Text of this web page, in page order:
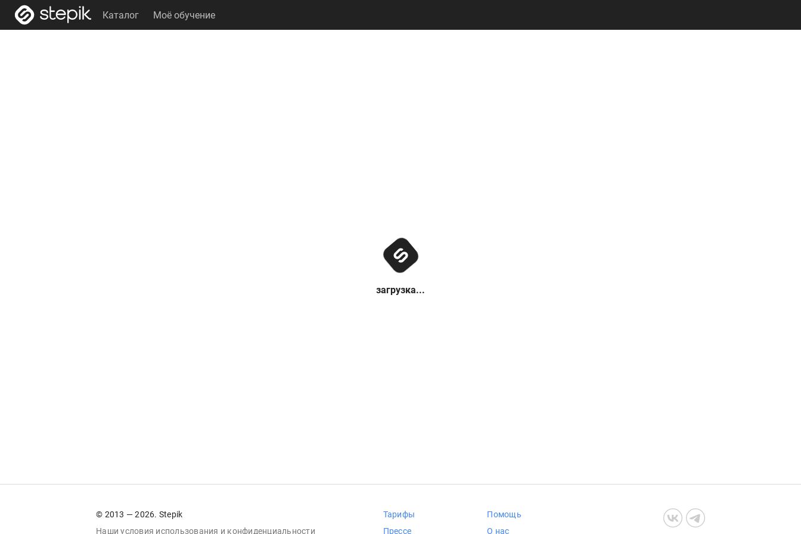
Каталог Моё обучение
загрузка...
© 2013 — 2026. Stepik
Наши условия использования и конфиденциальности
Тарифы
Прессе
Помощь
О нас